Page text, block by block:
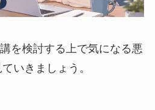
を検討する上で気になる悪
いきましょう。